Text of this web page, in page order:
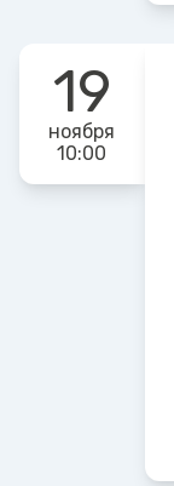
19
ноября
10:00